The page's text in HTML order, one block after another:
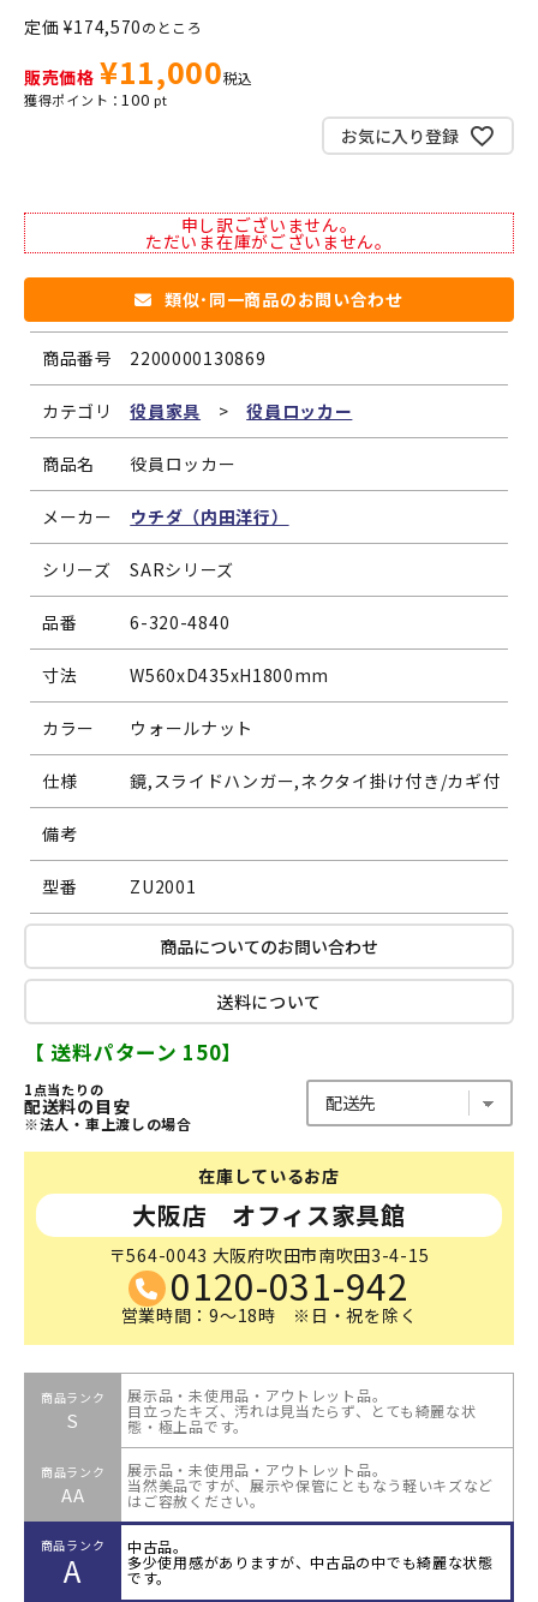
定価 ¥174,570のところ
販売価格 ¥11,000税込
100
お気に入り登録
申し訳ございません。
ただいま在庫がございません。
類似･同一商品のお問い合わせ
商品番号 2200000130869
カテゴリ 役員家具 >役員ロッカー
商品名 役員ロッカー
メーカー ウチダ（内田洋行）
シリーズ SARシリーズ
品番 6-320-4840
寸法 W560xD435xH1800mm
カラー ウォールナット
仕様 鏡,スライドハンガー,ネクタイ掛け付き/カギ付
備考
型番 ZU2001
商品についてのお問い合わせ
送料について
【 送料パターン 150】
1点当たりの
配送料の目安
※法人・車上渡しの場合
在庫しているお店
大阪店 オフィス家具館
〒564-0043 大阪府吹田市南吹田3-4-15
0120-031-942
営業時間：9～18時 ※日・祝を除く
商品ランク
S
展示品・未使用品・アウトレット品。
目立ったキズ、汚れは見当たらず、とても綺麗な状
態・極上品です。
商品ランク
AA
展示品・未使用品・アウトレット品。
当然美品ですが、展示や保管にともなう軽いキズなど
はご容赦ください。
商品ランク
A
中古品。
多少使用感がありますが、中古品の中でも綺麗な状態
です。